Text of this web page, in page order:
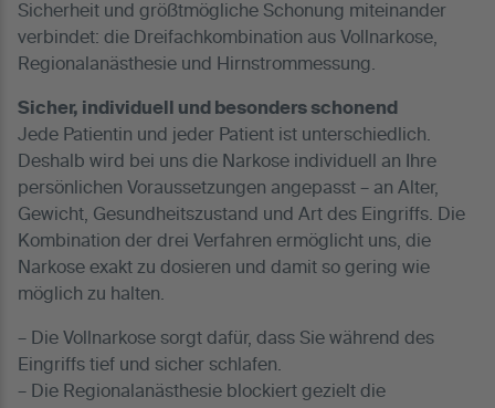
Sicherheit und größtmögliche Schonung miteinander
verbindet: die Dreifachkombination aus Vollnarkose,
Regionalanästhesie und Hirnstrommessung.
Sicher, individuell und besonders schonend
Jede Patientin und jeder Patient ist unterschiedlich.
Deshalb wird bei uns die Narkose individuell an Ihre
persönlichen Voraussetzungen angepasst – an Alter,
Gewicht, Gesundheitszustand und Art des Eingriffs. Die
Kombination der drei Verfahren ermöglicht uns, die
Narkose exakt zu dosieren und damit so gering wie
möglich zu halten.
– Die Vollnarkose sorgt dafür, dass Sie während des
Eingriffs tief und sicher schlafen.
– Die Regionalanästhesie blockiert gezielt die